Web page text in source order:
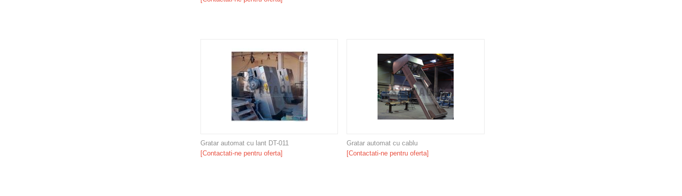
Gratar automat cu lant DT-011
[Contactati-ne pentru oferta]
Gratar automat cu cablu
[Contactati-ne pentru oferta]